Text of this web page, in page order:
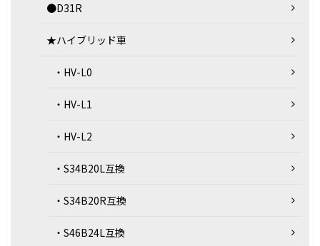
●D31R
★ハイブリッド車
・HV-L0
・HV-L1
・HV-L2
・S34B20L互換
・S34B20R互換
・S46B24L互換